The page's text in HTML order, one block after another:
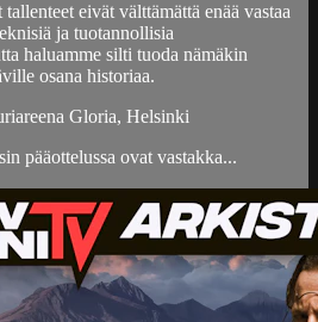
eivät välttämättä enää vastaa
ja tuotannollisia
haluamme silti tuoda nämäkin
osana historiaa.
Gloria, Helsinki
pääottelussa ovat vastakka...